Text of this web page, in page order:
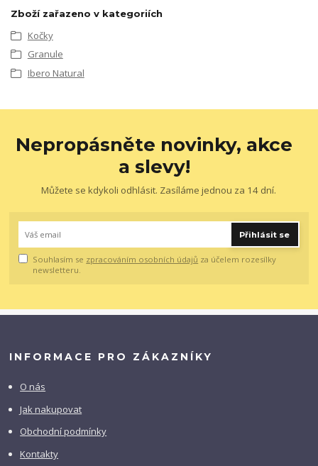
Zboží zařazeno v kategoriích
Kočky
Granule
Ibero Natural
Nepropásněte novinky, akce
a slevy!
Můžete se kdykoli odhlásit. Zasíláme jednou za 14 dní.
Přihlásit se
Souhlasím se zpracováním osobních údajů za účelem rozesílky
newsletteru.
INFORMACE PRO ZÁKAZNÍKY
O nás
Jak nakupovat
Obchodní podmínky
Kontakty